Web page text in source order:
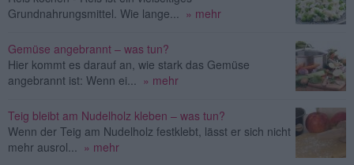
Grundnahrungsmittel. Wie lange...
» mehr
Gemüse angebrannt – was tun?
Hier kommt es darauf an, wie stark das Gemüse
angebrannt ist: Wenn ei...
» mehr
Teig bleibt am Nudelholz kleben – was tun?
Wenn der Teig am Nudelholz festklebt, lässt er sich nicht
mehr ausrol...
» mehr